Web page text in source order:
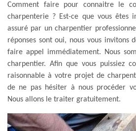
Comment faire pour connaitre le
charpenterie ? Est-ce que vous êtes
assuré par un charpentier
réponses sont oui, nous vous invitons
faire appel immédiatement. Nous
charpentier. Afin que vous puissiez
raisonnable à votre projet de
de ne pas hésiter à nous procéder
Nous allons le traiter gratuitement.